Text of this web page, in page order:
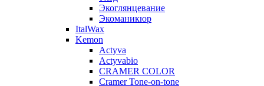
Экоглянцевание
Экоманикюр
ItalWax
Kemon
Actyva
Actyvabio
CRAMER COLOR
Cramer Tone-on-tone